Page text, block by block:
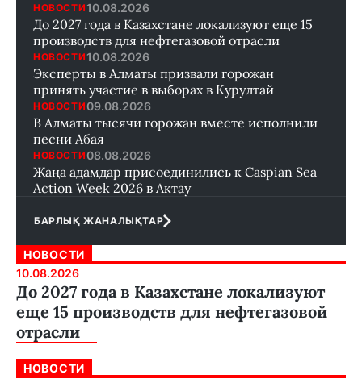
НОВОСТИ10.08.2026
До 2027 года в Казахстане локализуют еще 15
производств для нефтегазовой отрасли
НОВОСТИ10.08.2026
Эксперты в Алматы призвали горожан
принять участие в выборах в Курултай
НОВОСТИ 09.08.2026
В Алматы тысячи горожан вместе исполнили
песни Абая
НОВОСТИ 08.08.2026
Жаңа адамдар присоединились к Caspian Sea
Action Week 2026 в Актау
БАРЛЫҚ ЖАНАЛЫҚТАР
НОВОСТИ
10.08.2026
До 2027 года в Казахстане локализуют
еще 15 производств для нефтегазовой
отрасли
НОВОСТИ